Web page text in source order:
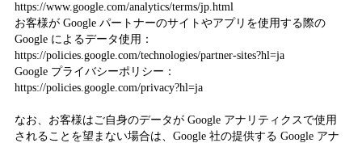
https://www.google.com/analytics/terms/jp.html
お客様が Google パートナーのサイトやアプリを使用する際の
Google によるデータ使用：
https://policies.google.com/technologies/partner-sites?hl=ja
Google プライバシーポリシー：
https://policies.google.com/privacy?hl=ja
なお、お客様はご自身のデータが Google アナリティクスで使用
されることを望まない場合は、Google 社の提供する Google アナ